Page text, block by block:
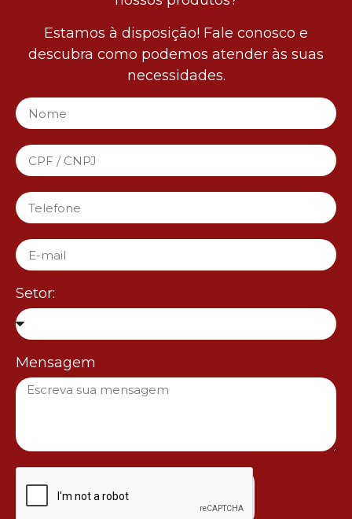
Estamos à disposição! Fale conosco e
descubra como podemos atender às suas
necessidades.
Setor:
Mensagem